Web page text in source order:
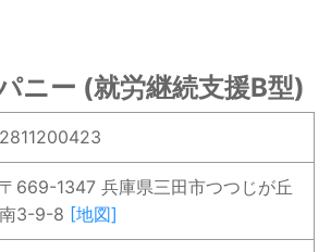
ニー (就労継続支援B型)
2811200423
〒669-1347 兵庫県三田市つつじが丘
南3-9-8 [地図]